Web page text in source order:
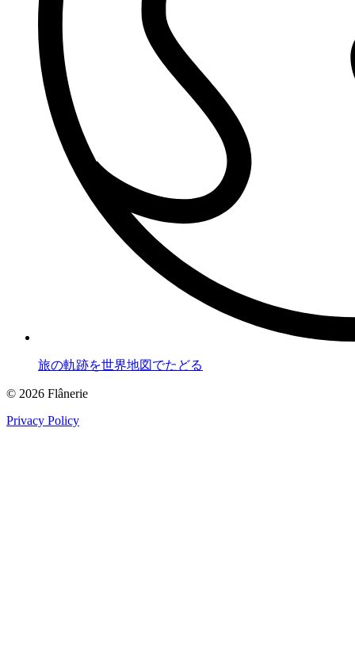
旅の軌跡を世界地図でたどる
© 2026 Flânerie
Privacy Policy